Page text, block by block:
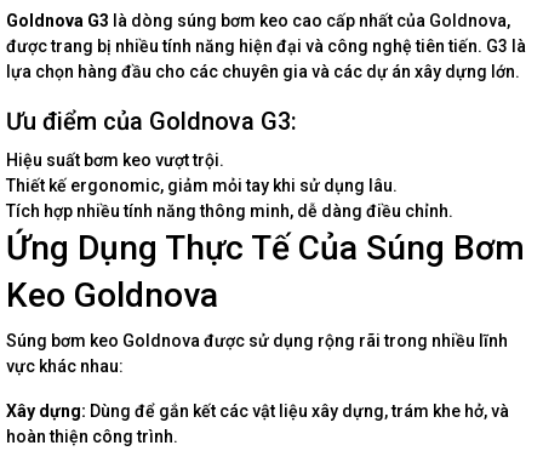
Goldnova G3 là dòng súng bơm keo cao cấp nhất của Goldnova,
được trang bị nhiều tính năng hiện đại và công nghệ tiên tiến. G3 là
lựa chọn hàng đầu cho các chuyên gia và các dự án xây dựng lớn.
Ưu điểm của Goldnova G3:
Hiệu suất bơm keo vượt trội.
Thiết kế ergonomic, giảm mỏi tay khi sử dụng lâu.
Tích hợp nhiều tính năng thông minh, dễ dàng điều chỉnh.
Ứng Dụng Thực Tế Của Súng Bơm
Keo Goldnova
Súng bơm keo Goldnova được sử dụng rộng rãi trong nhiều lĩnh
vực khác nhau:
Xây dựng: Dùng để gắn kết các vật liệu xây dựng, trám khe hở, và
hoàn thiện công trình.